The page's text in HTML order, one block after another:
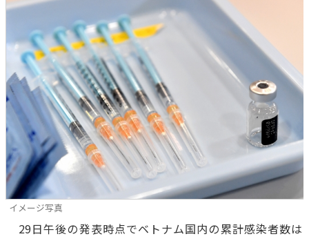
イメージ写真
29日午後の発表時点でベトナム国内の累計感染者数は